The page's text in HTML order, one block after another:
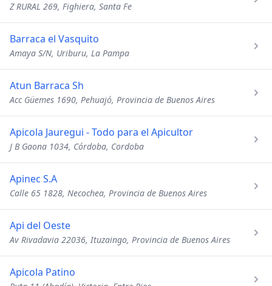
Z RURAL 269, Fighiera, Santa Fe
Barraca el Vasquito
Amaya S/N, Uriburu, La Pampa
Atun Barraca Sh
Acc Güemes 1690, Pehuajó, Provincia de Buenos Aires
Apicola Jauregui - Todo para el Apicultor
J B Gaona 1034, Córdoba, Cordoba
Apinec S.A
Calle 65 1828, Necochea, Provincia de Buenos Aires
Api del Oeste
Av Rivadavia 22036, Ituzaingo, Provincia de Buenos Aires
Apicola Patino